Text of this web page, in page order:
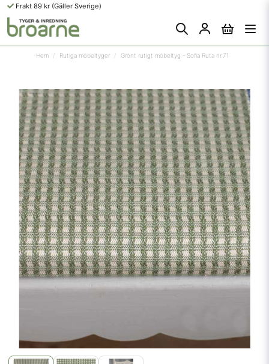
Frakt 89 kr (Gäller Sverige)
Hem Rutiga möbeltyger Grönt rutigt möbeltyg - Sofia Ruta nr.71